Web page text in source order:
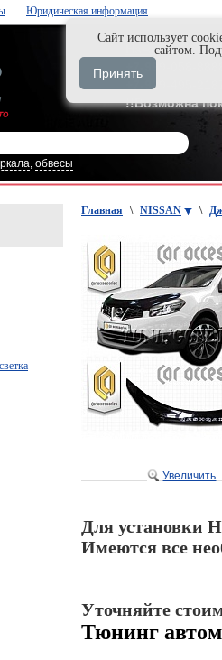
Юридическая информация
Нажми и
+7-929-495-
!!Возможна
, обвесы
Главная \ NISSAN \
Увеличить
Для установки
Имеются все
Уточняйте
Тюнинг
Cайт использует
сайтом.
Принять